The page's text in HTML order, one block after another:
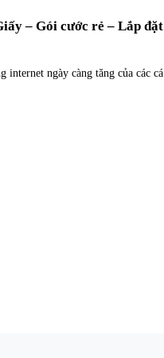
– Gói cước rẻ – Lắp
internet ngày càng tăng của các